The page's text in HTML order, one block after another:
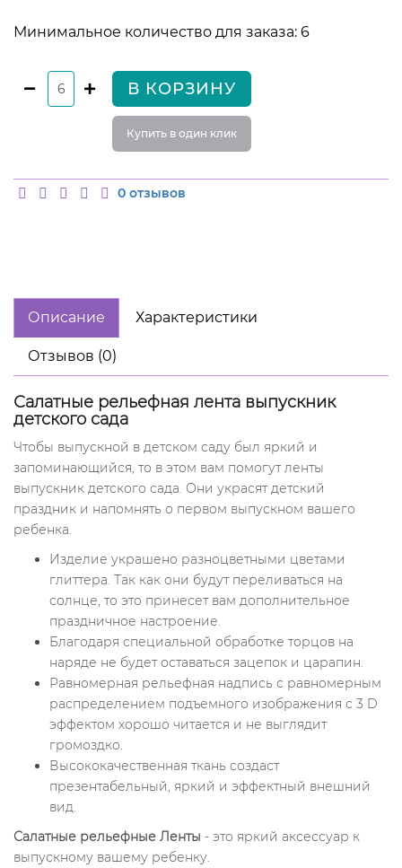
Минимальное количество для заказа: 6
В КОРЗИНУ
Купить в один клик
0 отзывов
Описание Характеристики
Отзывов (0)
Салатные рельефная лента выпускник
детского сада
Чтобы выпускной в детском саду был яркий и
запоминающийся, то в этом вам помогут ленты
выпускник детского сада. Они украсят детский
праздник и напомнять о первом выпускном вашего
ребенка.
Изделие украшено разноцветными цветами
глиттера. Так как они будут переливаться на
солнце, то это принесет вам дополнительное
праздничное настроение.
Благодаря специальной обработке торцов на
наряде не будет оставаться зацепок и царапин.
Равномерная рельефная надпись с равномерным
распределением подъемного изображения с 3 D
эффектом хорошо читается и не выглядит
громоздко.
Высококачественная ткань создаст
презентабельный, яркий и эффектный внешний
вид.
Салатные рельефные Ленты - это яркий аксессуар к
выпускному вашему ребенку.